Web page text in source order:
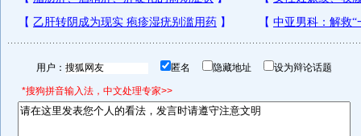
用户： 匿名 隐藏地址 设为辩论话题
*搜狗拼音输入法，中文处理专家>>